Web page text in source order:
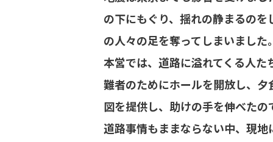
の下にもぐり、揺れの静まるの
の人々の足を奪ってしまいました
本営では、道路に溢れてくる人
難者のためにホールを開放し、
図を提供し、助けの手を伸べたの
道路事情もままならない中、現